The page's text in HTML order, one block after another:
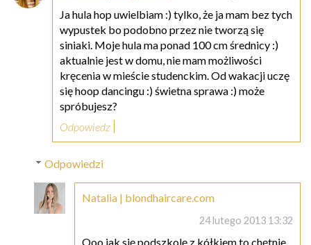
Ja hula hop uwielbiam :) tylko, że ja mam bez tych
wypustek bo podobno przez nie tworzą się
siniaki. Moje hula ma ponad 100 cm średnicy :)
aktualnie jest w domu, nie mam możliwości
kręcenia w mieście studenckim. Od wakacji uczę
się hoop dancingu :) świetna sprawa :) może
spróbujesz?
Odpowiedz
Odpowiedzi
Natalia | blondhaircare.com
24 lutego 2013 13:32
Ooo jak się podszkolę z kółkiem to chętnie